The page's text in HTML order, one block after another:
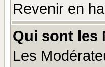
Revenir en
Qui sont les
Les